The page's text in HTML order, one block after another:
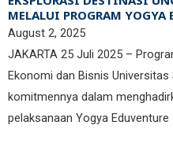
MELALUI PROGRAM YOGYA
August 2, 2025
JAKARTA 25 Juli 2025 –
Ekonomi dan Bisnis
komitmennya dalam
pelaksanaan Yogya Eduventure